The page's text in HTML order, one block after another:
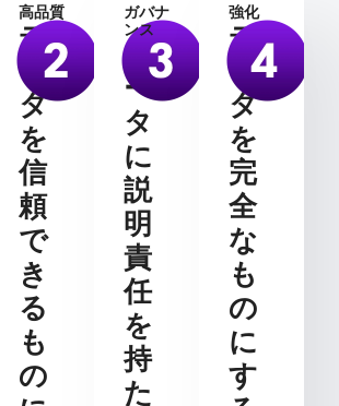
高品質
デ
ー
タ
を
信
頼
で
き
る
も
の
ガバナ
ンス
デ
ー
タ
に
説
明
責
任
を
持
た
強化
デ
ー
タ
を
完
全
な
も
の
に
す